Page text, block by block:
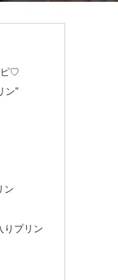
ピ♡
ン”
ン
りプリン